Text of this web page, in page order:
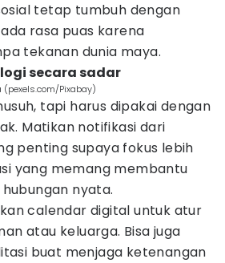
tetap tumbuh dengan
rasa puas karena
tekanan dunia maya.
secara sadar
Pixabay)
tapi harus dipakai dengan
Matikan notifikasi dari
penting supaya fokus lebih
yang memang membantu
nyata.
calendar digital untuk atur
atau keluarga. Bisa juga
buat menjaga ketenangan